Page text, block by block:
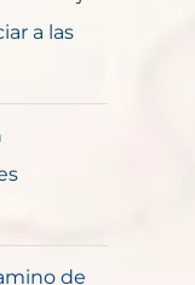
a las
de